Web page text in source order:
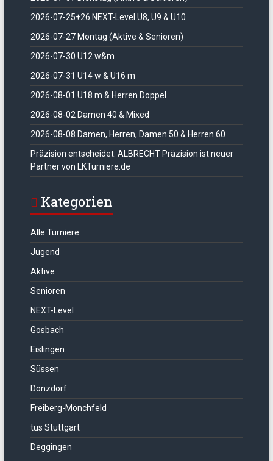
2026-07-25+26 NEXT-Level U8, U9 & U10
2026-07-27 Montag (Aktive & Senioren)
2026-07-30 U12 w&m
2026-07-31 U14 w & U16 m
2026-08-01 U18 m & Herren Doppel
2026-08-02 Damen 40 & Mixed
2026-08-08 Damen, Herren, Damen 50 & Herren 60
Präzision entscheidet: ALBRECHT Präzision ist neuer
Partner von LKTurniere.de
Kategorien
Alle Turniere
Jugend
Aktive
Senioren
NEXT-Level
Gosbach
Eislingen
Süssen
Donzdorf
Freiberg-Mönchfeld
tus Stuttgart
Deggingen